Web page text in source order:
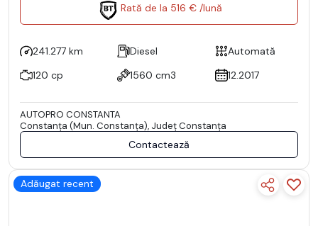
Rată de la 516 € /lună
241.277 km Diesel
Automată
120 cp
1560 cm3 12.2017
AUTOPRO CONSTANTA
Constanţa (Mun. Constanţa), Județ Constanţa
Contactează
Adăugat recent